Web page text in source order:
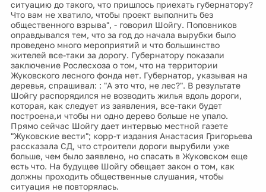
ситуацию до такого, что пришлось приехать губернатору?
Что вам не хватило, чтобы проект выполнить без
общественного взрыва", - говорил Шойгу. Поповников
оправдывался тем, что за год до начала вырубки было
проведено много мероприятий и что большинство
жителей все-таки за дорогу. Губернатору показали
заключение Рослесхоза о том, что на территории
Жуковского лесного фонда нет. Губернатор, указывая на
деревья, спрашивал: : "А это что, не лес?". В результате
Шойгу распорядился не возводить жилья вдоль дороги,
которая, как следует из заявления, все-таки будет
построена,и чтобы ни одно дерево больше не упало.
Прямо сейчас Шойгу дает интервью местной газете
"Жуковские вести"; корр-т издания Анастасия Григорьева
рассказала СД, что строители дороги вырубили уже
больше, чем было заявлено, но спасать в Жуковском еще
есть что. На будущее Шойгу обещает закон о том, как
должны проходить общественные слушания, чтобы
ситуация не повторялась.